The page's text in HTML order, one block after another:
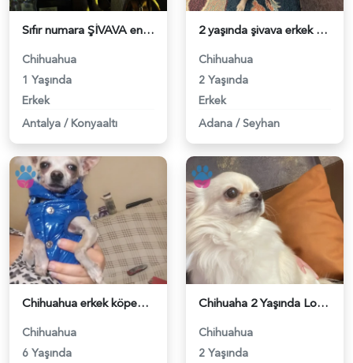
Sıfır numara ŞİVAVA en küçük boy - 118983982
Chihuahua
1 Yaşında
Erkek
Antalya / Konyaaltı
2 yaşında şivava erkek - 118983990
Chihuahua
2 Yaşında
Erkek
Adana / Seyhan
Chihuahua erkek köpeğime eş arıyorum - 118983917
Chihuahua
6 Yaşında
Chihuaha 2 Yaşında Longhair Yavrumuza Eş Arıyoruz - 118983918
Chihuahua
2 Yaşında